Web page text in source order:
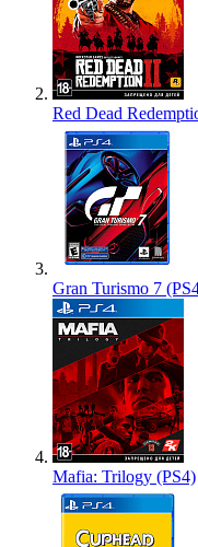
Red Dead
Gran Turismo 7
Mafia: Trilogy (PS4)